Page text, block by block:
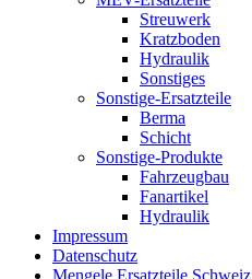
Streuwerk
Kratzboden
Hydraulik
Sonstiges
Sonstige-Ersatzteile
Berma
Schicht
Sonstige-Produkte
Fahrzeugbau
Fanartikel
Hydraulik
Impressum
Datenschutz
Mengele Ersatzteile Schweiz